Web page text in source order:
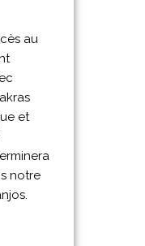
au
et
notre